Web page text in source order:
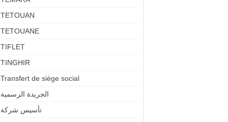
TETOUAN
TETOUANE
TIFLET
TINGHIR
Transfert de siège social
الجريدة الرسمية
تأسيس شركة